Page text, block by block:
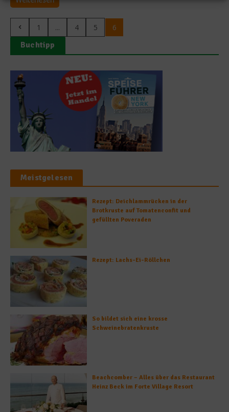
1 ... 4 5 6
Buchtipp
Meistgelesen
Rezept: Deichlammrücken in der
Brotkruste auf Tomatenconfit und
gefüllten Poveraden
Rezept: Lachs-Ei-Röllchen
So bildet sich eine krosse
Schweinebratenkruste
Beachcomber – Alles über das Restaurant
Heinz Beck im Forte Village Resort